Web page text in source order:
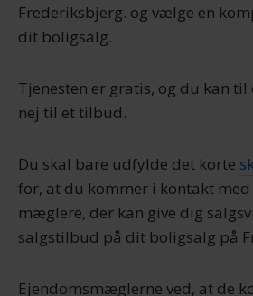
Frederiksbjerg. og vælge en
dit boligsalg.
Tjenesten er gratis, og du kan til
nej til et tilbud.
Du skal bare udfylde det korte
for, at du kommer i kontakt
mæglere, der kan give dig
salgstilbud på dit boligsalg på
Ejendomsmæglerne ved, at de